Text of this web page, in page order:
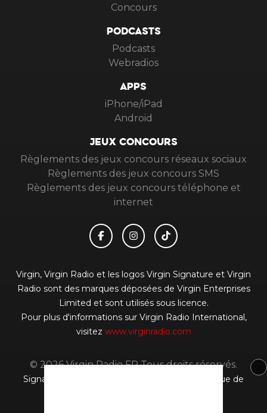
Concours
PODCASTS
Podcasts
Webradios
APPS
iPhone/iPad
Android
JEUX CONCOURS
Règlements des jeux concours réseaux sociaux
Règlements des jeux concours SMS
Règlements des jeux concours téléphone et
internet
Virgin, Virgin Radio et les logos Virgin Signature et Virgin
Radio sont des marques déposées de Virgin Enterprises
Limited et sont utilisés sous licence.
Pour plus d'informations sur Virgin Radio International,
visitez www.virginradio.com
© 2026 Virgin Radio FR Tous droits réservés.
Signaler un contenu
Politique de